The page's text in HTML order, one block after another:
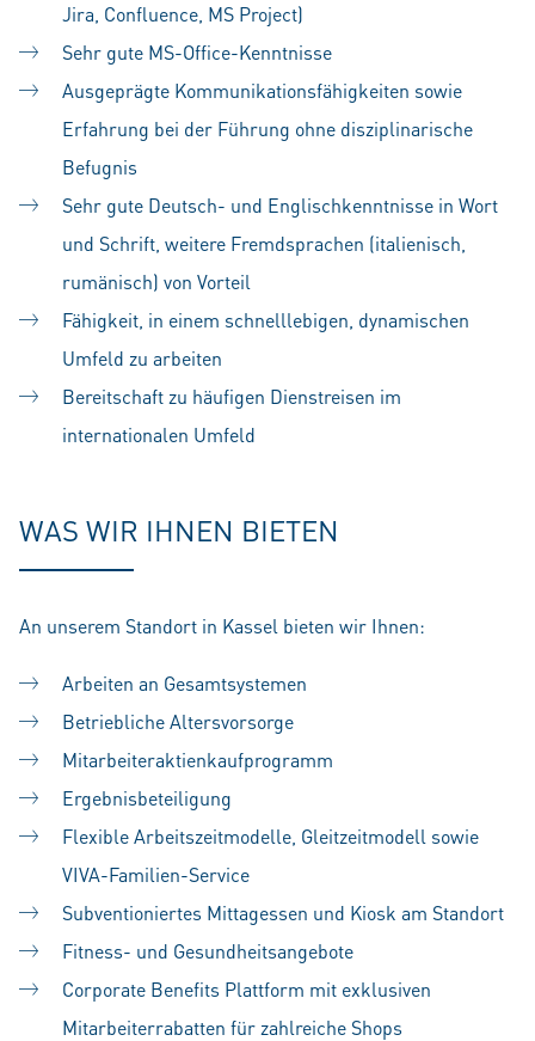
Jira, Confluence, MS Project)
Sehr gute MS-Office-Kenntnisse
Ausgeprägte Kommunikationsfähigkeiten sowie
Erfahrung bei der Führung ohne disziplinarische
Befugnis
Sehr gute Deutsch- und Englischkenntnisse in Wort
und Schrift, weitere Fremdsprachen (italienisch,
rumänisch) von Vorteil
Fähigkeit, in einem schnelllebigen, dynamischen
Umfeld zu arbeiten
Bereitschaft zu häufigen Dienstreisen im
internationalen Umfeld
WAS WIR IHNEN BIETEN
An unserem Standort in Kassel bieten wir Ihnen:
Arbeiten an Gesamtsystemen
Betriebliche Altersvorsorge
Mitarbeiteraktienkaufprogramm
Ergebnisbeteiligung
Flexible Arbeitszeitmodelle, Gleitzeitmodell sowie
VIVA-Familien-Service
Subventioniertes Mittagessen und Kiosk am Standort
Fitness- und Gesundheitsangebote
Corporate Benefits Plattform mit exklusiven
Mitarbeiterrabatten für zahlreiche Shops